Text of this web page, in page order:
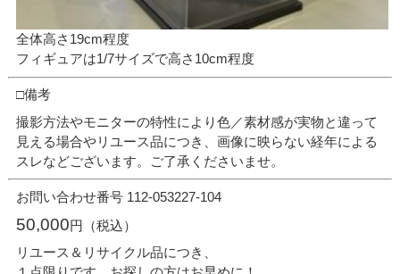
全体高さ19cm程度
フィギュアは1/7サイズで高さ10cm程度
□備考
撮影方法やモニターの特性により色／素材感が実物と違って
見える場合やリユース品につき、画像に映らない経年による
スレなどございます。ご了承くださいませ。
お問い合わせ番号 112-053227-104
50,000円（税込）
リユース＆リサイクル品につき、